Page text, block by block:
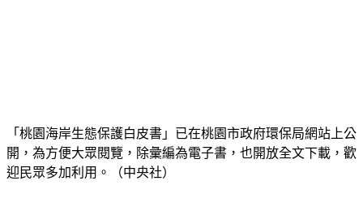
「桃園海岸生態保護白皮書」已在桃園市政府環保局網站上公
開，為方便大眾閱覽，除彙編為電子書，也開放全文下載，歡